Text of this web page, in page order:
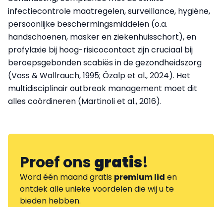
infectiecontrole maatregelen, surveillance, hygiëne,
persoonlijke beschermingsmiddelen (o.a.
handschoenen, masker en ziekenhuisschort), en
profylaxie bij hoog-risicocontact zijn cruciaal bij
beroepsgebonden scabiës in de gezondheidszorg
(Voss & Wallrauch, 1995; Özalp et al., 2024). Het
multidisciplinair outbreak management moet dit
alles coördineren (Martinoli et al., 2016).
Proef onsgratis!
Word één maand gratis premium lid en
ontdek alle unieke voordelen die wij u te
bieden hebben.